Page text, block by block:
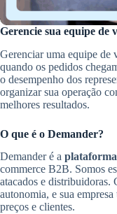
Gerencie sua equipe de
Gerenciar uma equipe de
quando os pedidos
o desempenho dos
organizar sua operação
melhores resultados.
O que é o Demander?
Demander é a
commerce B2B. Somos
atacados e distribuidoras.
autonomia, e sua
preços e clientes.